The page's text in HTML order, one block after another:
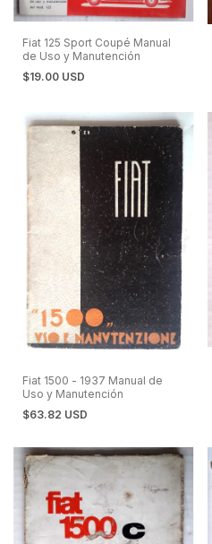
Fiat 125 Sport Coupé Manual
de Uso y Manutención
$19.00 USD
Fiat 1500 - 1937 Manual de
Uso y Manutención
$63.82 USD